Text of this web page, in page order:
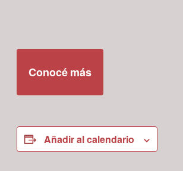
Conocé más
Añadir al calendario